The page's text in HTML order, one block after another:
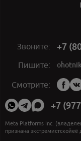
Звоните: +7
Пишите:
Смотрите:
Мы
в
сетях:
+7
Meta Platforms Inc.
признана